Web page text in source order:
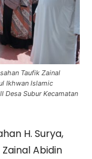
Taufik Zainal
Ikhwan Islamic
Desa Subur Kecamatan
H. Surya,
Abidin